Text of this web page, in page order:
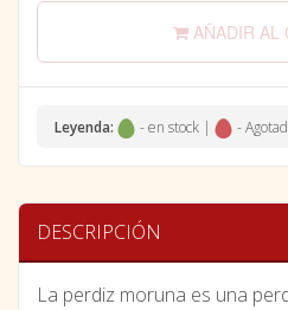
AÑADIR AL
Leyenda: - en stock | -
DESCRIPCIÓN
La perdiz moruna es una